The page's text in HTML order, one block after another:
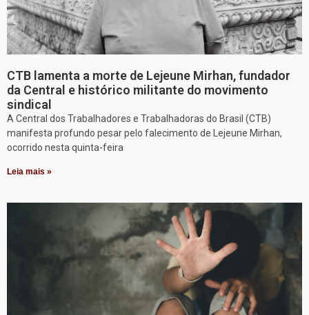
CTB lamenta a morte de Lejeune Mirhan, fundador
da Central e histórico militante do movimento
sindical
A Central dos Trabalhadores e Trabalhadoras do Brasil (CTB)
manifesta profundo pesar pelo falecimento de Lejeune Mirhan,
ocorrido nesta quinta-feira
Leia mais »